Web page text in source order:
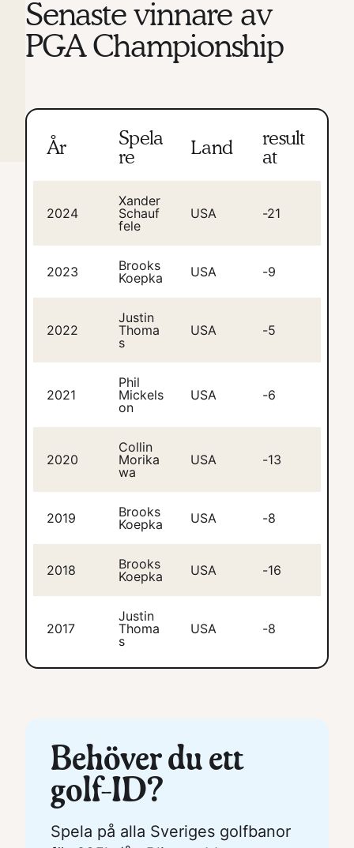
Senaste vinnare av
PGA Championship
År
Spela
re
Land
result
at
2024
Xander
Schauf
fele
USA -21
2023
Brooks
Koepka
USA -9
2022
Justin
Thoma
s
USA -5
2021
Phil
Mickels
on
USA -6
2020
Collin
Morika
wa
USA -13
2019
Brooks
Koepka
USA -8
2018
Brooks
Koepka
USA -16
2017
Justin
Thoma
s
USA -8
Behöver du ett
golf-ID?
Spela på alla Sveriges golfbanor